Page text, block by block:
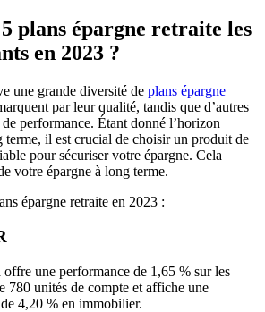
plans épargne retraite les
en 2023 ?
une grande diversité de plans épargne
par leur qualité, tandis que d’autres
performance. Étant donné l’horizon
terme, il est crucial de choisir un produit de
pour sécuriser votre épargne. Cela
votre épargne à long terme.
épargne retraite en 2023 :
une performance de 1,65 % sur les
780 unités de compte et affiche une
4,20 % en immobilier.